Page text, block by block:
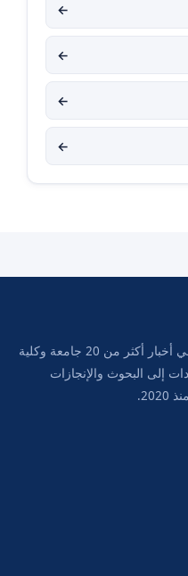
←
←
←
←
بوابة الأخبار الأكاديمية العراقية — نغطي أخبار أكثر من 20 جامعة وكلية
إلى البحوث والإنجازات